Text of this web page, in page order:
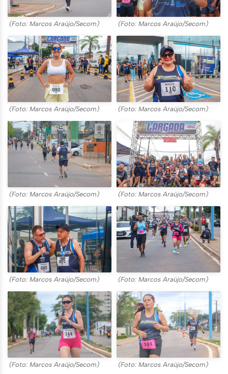
(Foto: Marcos Araújo/Secom) (Foto: Marcos Araújo/Secom)
(Foto: Marcos Araújo/Secom) (Foto: Marcos Araújo/Secom)
(Foto: Marcos Araújo/Secom) (Foto: Marcos Araújo/Secom)
(Foto: Marcos Araújo/Secom) (Foto: Marcos Araújo/Secom)
(Foto: Marcos Araújo/Secom) (Foto: Marcos Araújo/Secom)